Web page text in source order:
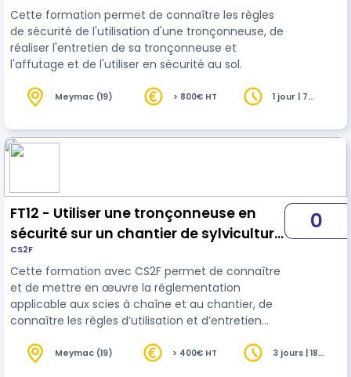
Cette formation permet de connaître les règles
de sécurité de l'utilisation d'une tronçonneuse, de
réaliser l'entretien de sa tronçonneuse et
l'affutage et de l'utiliser en sécurité au sol.
Meymac (19) > 800€ HT
1 jour | 7
FT12 - Utiliser une tronçonneuse en
sécurité sur un chantier de sylviculture
à couvert continu
CS2F
Cette formation avec CS2F permet de connaître
et de mettre en œuvre la réglementation
applicable aux scies à chaîne et au chantier, de
connaître les règles d’utilisation et d’entretien
recommandations des constructeurs, et de
0
Meymac (19) > 400€ HT
3 jours | 18